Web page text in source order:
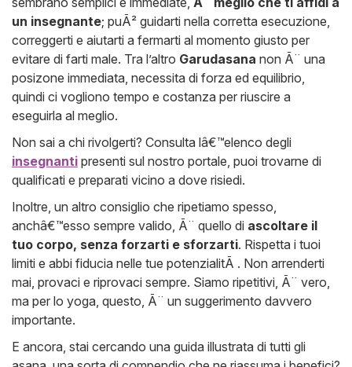
un insegnante; puÃ² guidarti nella corretta esecuzione,
correggerti e aiutarti a fermarti al momento giusto per
evitare di farti male. Tra l’altro Garudasana non Ã¨ una
posizone immediata, necessita di forza ed equilibrio,
quindi ci vogliono tempo e costanza per riuscire a
eseguirla al meglio.
Non sai a chi rivolgerti? Consulta lâ€™elenco degli
insegnanti presenti sul nostro portale, puoi trovarne di
qualificati e preparati vicino a dove risiedi.
Inoltre, un altro consiglio che ripetiamo spesso,
anchâ€™esso sempre valido, Ã¨ quello di ascoltare il
tuo corpo, senza forzarti e sforzarti. Rispetta i tuoi
limiti e abbi fiducia nelle tue potenzialitÃ . Non arrenderti
mai, provaci e riprovaci sempre. Siamo ripetitivi, Ã¨ vero,
ma per lo yoga, questo, Ã¨ un suggerimento davvero
importante.
E ancora, stai cercando una guida illustrata di tutti gli